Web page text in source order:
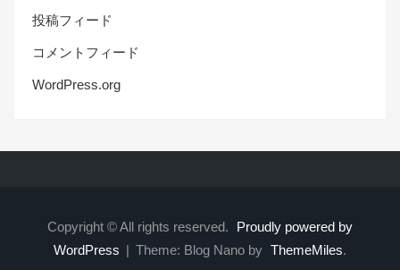
投稿フィード
コメントフィード
WordPress.org
Copyright © All rights reserved.
Proudly powered by
WordPress | Theme: Blog Nano by ThemeMiles.